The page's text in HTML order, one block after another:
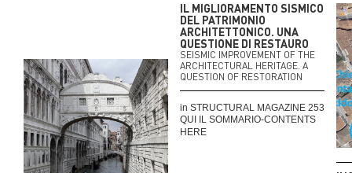
IL MIGLIORAMENTO SISMICO
DEL PATRIMONIO
ARCHITETTONICO. UNA
QUESTIONE DI RESTAURO
SEISMIC IMPROVEMENT OF THE
ARCHITECTURAL HERITAGE. A
QUESTION OF RESTORATION
in STRUCTURAL MAGAZINE 253
QUI IL SOMMARIO-CONTENTS
HERE